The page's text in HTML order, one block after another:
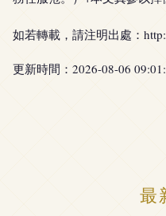
如若轉載，請注明出處：
更新時間：2026-08-06
最